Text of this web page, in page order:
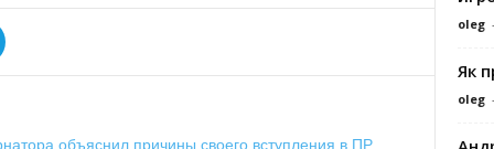
oleg
Як
oleg